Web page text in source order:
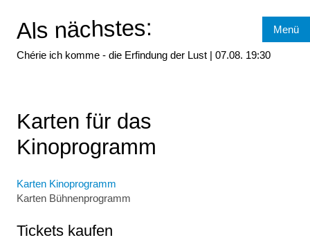
Menü
Als nächstes:
Chérie ich komme - die Erfindung der Lust | 07.08. 19:30
Karten für das
Kinoprogramm
Karten Kinoprogramm
Karten Bühnenprogramm
Tickets kaufen